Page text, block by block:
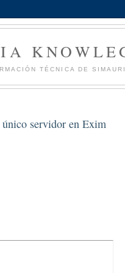
TÉCNICA DE
servidor en Exim